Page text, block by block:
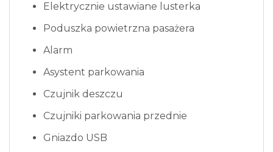
Elektrycznie ustawiane lusterka
Poduszka powietrzna pasażera
Alarm
Asystent parkowania
Czujnik deszczu
Czujniki parkowania przednie
Gniazdo USB